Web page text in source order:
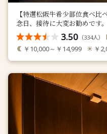
【特選松阪牛希少部位食べ
念日、接待に大変お勧めです。
3.50 （334人）
￥10,000～￥14,999 ￥